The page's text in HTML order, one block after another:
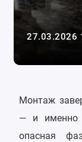
27.03.2026
Монтаж
— и именно
опасная